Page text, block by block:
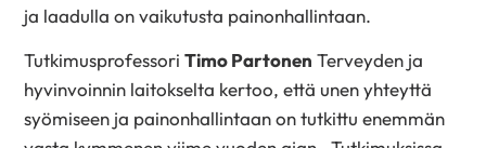
ja laadulla on vaikutusta painonhallintaan.
TutkimusprofessoriTimo Partonen Terveyden ja
hyvinvoinnin laitokselta kertoo, että unen yhteyttä
syömiseen ja painonhallintaan on tutkittu enemmän